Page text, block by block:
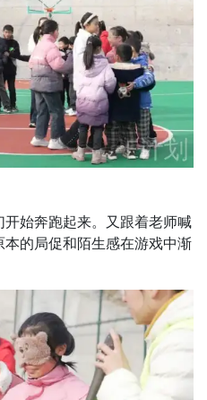
始奔跑起来。又跟着老师喊
的局促和陌生感在游戏中渐